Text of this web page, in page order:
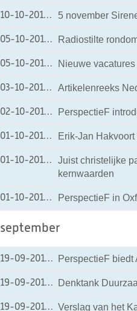
10-10-201210-10-2012 17:52
5 november
05-10-201205-10-2012 18:46
Radiostilte
05-10-201205-10-2012 18:41
Nieuwe
03-10-201203-10-2012 19:20
Artikelenreeks
02-10-201202-10-2012 19:29
PerspectieF
01-10-201201-10-2012 20:09
Erik-Jan
01-10-201201-10-2012 20:05
Juist christelijke
kernwaarden
01-10-201201-10-2012 20:02
PerspectieF in
september
19-09-201219-09-2012 18:18
PerspectieF biedt
19-09-201219-09-2012 18:16
Denktank
19-09-201219-09-2012 18:15
Verslag van het